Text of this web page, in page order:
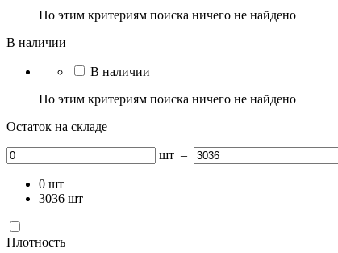
По этим критериям поиска ничего не найдено
В наличии
В наличии
По этим критериям поиска ничего не найдено
Остаток на складе
шт –
0 шт
3036 шт
Плотность